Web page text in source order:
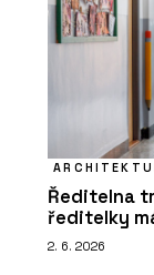
Ředitelna
ředitelky
2. 6. 2026